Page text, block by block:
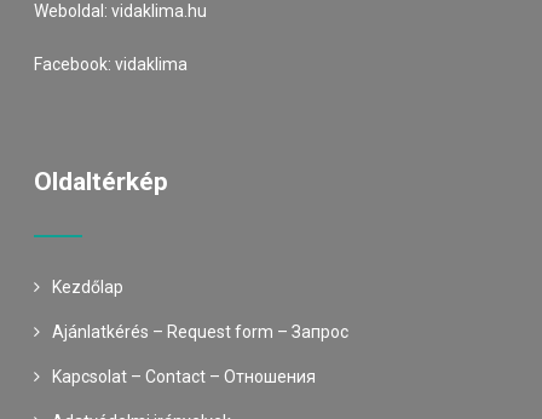
Weboldal:vidaklima.hu
Facebook:vidaklima
Oldaltérkép
Kezdőlap
Ajánlatkérés – Request form – Запрос
Kapcsolat – Contact – Oтношения